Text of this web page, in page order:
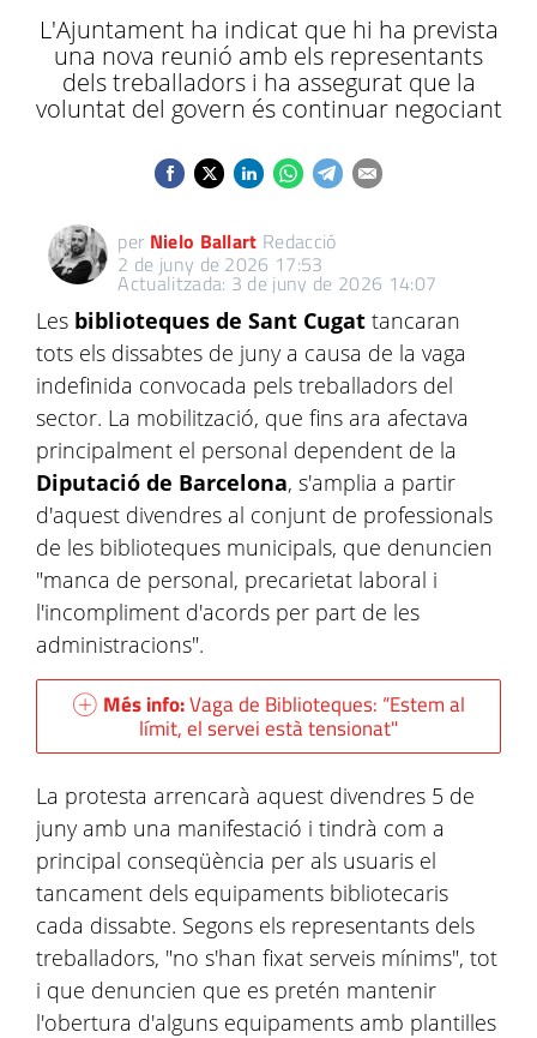
L'Ajuntament ha indicat que hi ha prevista
una nova reunió amb els representants
dels treballadors i ha assegurat que la
voluntat del govern és continuar negociant
per Nielo Ballart Redacció
2 de juny de 2026 17:53
Actualitzada: 3 de juny de 2026 14:07
Les biblioteques de Sant Cugat tancaran
tots els dissabtes de juny a causa de la vaga
indefinida convocada pels treballadors del
sector. La mobilització, que fins ara afectava
principalment el personal dependent de la
Diputació de Barcelona, s'amplia a partir
d'aquest divendres al conjunt de professionals
de les biblioteques municipals, que denuncien
"manca de personal, precarietat laboral i
l'incompliment d'acords per part de les
administracions".
Més info:Vaga de Biblioteques: “Estem al
límit, el servei està tensionat"
La protesta arrencarà aquest divendres 5 de
juny amb una manifestació i tindrà com a
principal conseqüència per als usuaris el
tancament dels equipaments bibliotecaris
cada dissabte. Segons els representants dels
treballadors, "no s'han fixat serveis mínims", tot
i que denuncien que es pretén mantenir
l'obertura d'alguns equipaments amb plantilles